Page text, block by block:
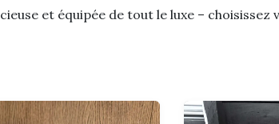
et équipée de tout le luxe –